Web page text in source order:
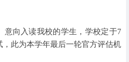
意向入读我校的学生，学校定于7
，此为本学年最后一轮官方评估机